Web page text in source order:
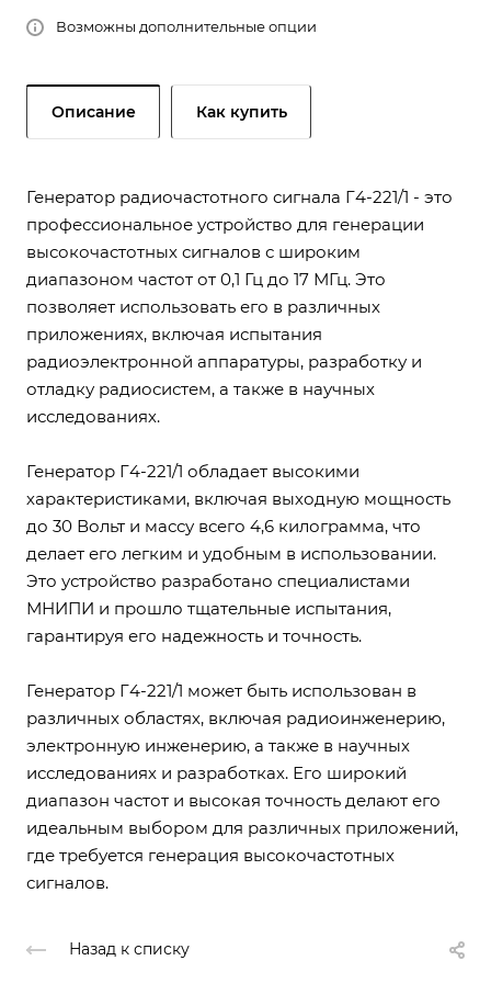
Возможны дополнительные опции
Описание Как купить
Генератор радиочастотного сигнала Г4-221/1 - это
профессиональное устройство для генерации
высокочастотных сигналов с широким
диапазоном частот от 0,1 Гц до 17 МГц. Это
позволяет использовать его в различных
приложениях, включая испытания
радиоэлектронной аппаратуры, разработку и
отладку радиосистем, а также в научных
исследованиях.
Генератор Г4-221/1 обладает высокими
характеристиками, включая выходную мощность
до 30 Вольт и массу всего 4,6 килограмма, что
делает его легким и удобным в использовании.
Это устройство разработано специалистами
МНИПИ и прошло тщательные испытания,
гарантируя его надежность и точность.
Генератор Г4-221/1 может быть использован в
различных областях, включая радиоинженерию,
электронную инженерию, а также в научных
исследованиях и разработках. Его широкий
диапазон частот и высокая точность делают его
идеальным выбором для различных приложений,
где требуется генерация высокочастотных
сигналов.
Назад к списку